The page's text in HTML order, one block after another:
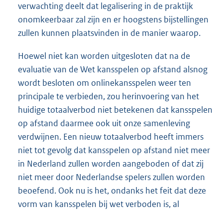
verwachting deelt dat legalisering in de praktijk
onomkeerbaar zal zijn en er hoogstens bijstellingen
zullen kunnen plaatsvinden in de manier waarop.
Hoewel niet kan worden uitgesloten dat na de
evaluatie van de Wet kansspelen op afstand alsnog
wordt besloten om onlinekansspelen weer ten
principale te verbieden, zou herinvoering van het
huidige totaalverbod niet betekenen dat kansspelen
op afstand daarmee ook uit onze samenleving
verdwijnen. Een nieuw totaalverbod heeft immers
niet tot gevolg dat kansspelen op afstand niet meer
in Nederland zullen worden aangeboden of dat zij
niet meer door Nederlandse spelers zullen worden
beoefend. Ook nu is het, ondanks het feit dat deze
vorm van kansspelen bij wet verboden is, al